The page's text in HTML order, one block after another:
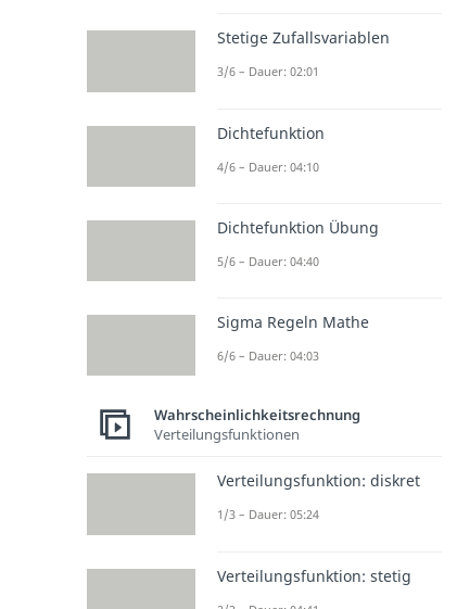
Stetige Zufallsvariablen
3/6 – Dauer: 02:01
Dichtefunktion
4/6 – Dauer: 04:10
Dichtefunktion Übung
5/6 – Dauer: 04:40
Sigma Regeln Mathe
6/6 – Dauer: 04:03
Wahrscheinlichkeitsrechnung
Verteilungsfunktionen
Verteilungsfunktion: diskret
1/3 – Dauer: 05:24
Verteilungsfunktion: stetig